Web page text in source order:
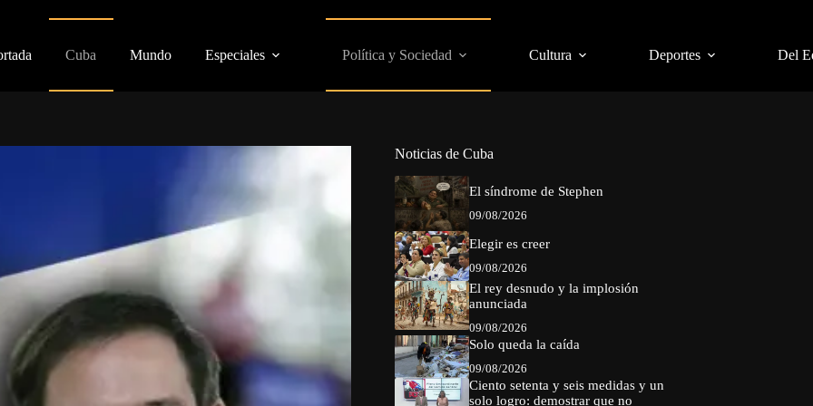
Cuba Mundo Especiales Política y Sociedad Cultura Deportes Del
Noticias de Cuba
El síndrome de Stephen
09/08/2026
Elegir es creer
09/08/2026
El rey desnudo y la implosión
anunciada
09/08/2026
Solo queda la caída
09/08/2026
Ciento setenta y seis medidas y un
solo logro: demostrar que no